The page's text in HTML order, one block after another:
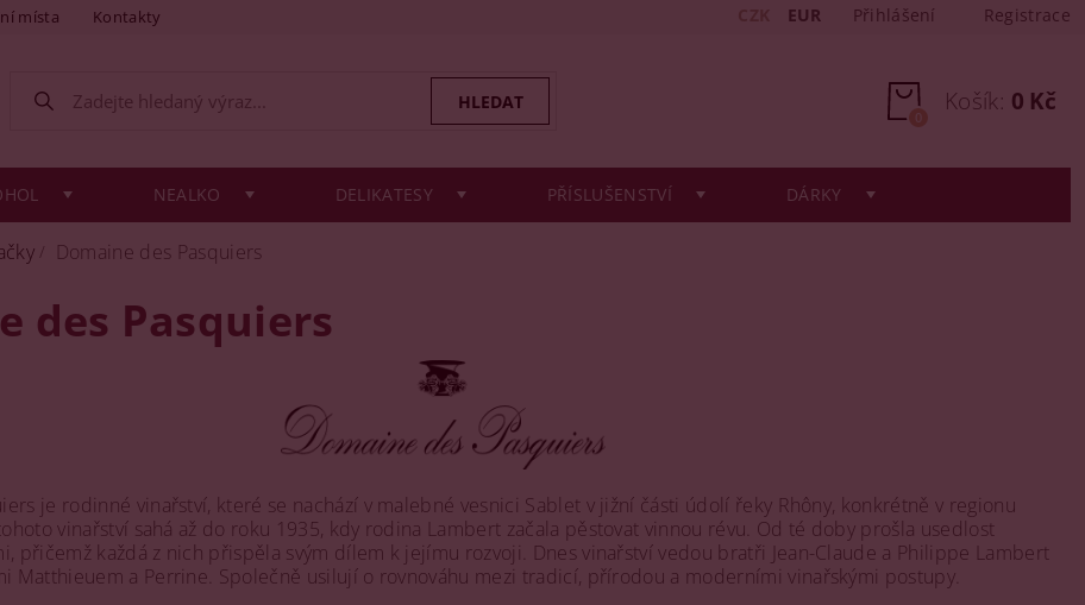
místa Kontakty EUR Přihlášení Registrace
Košík: 0 Kč
0
NEALKO DELIKATESY PŘÍSLUŠENSTVÍ DÁRKY
Domaine des Pasquiers
des Pasquiers
je rodinné vinařství, které se nachází v malebné vesnici Sablet v jižní části údolí řeky Rhôny, konkrétně v regionu
vinařství sahá až do roku 1935, kdy rodina Lambert začala pěstovat vinnou révu. Od té doby prošla usedlost
přičemž každá z nich přispěla svým dílem k jejímu rozvoji. Dnes vinařství vedou bratři Jean-Claude a Philippe Lambert
Matthieuem a Perrine. Společně usilují o rovnováhu mezi tradicí, přírodou a moderními vinařskými postupy.